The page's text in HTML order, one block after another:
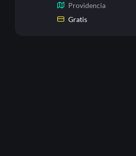
Providencia
Gratis